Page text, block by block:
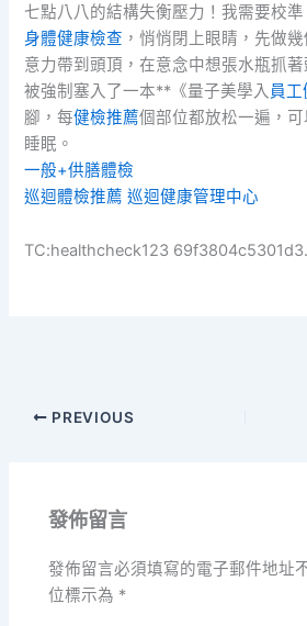
七點八八的結構失衡壓力！我需要校
身體健康檢查 ，悄悄閉上眼睛，先做
意力帶到頭頂，在意念中想張水瓶抓
被強制塞入了一本**《量子美學入 員工
腳，每健檢推薦個部位都放松一遍，
睡眠。
一般+供膳體檢
巡迴體檢推薦 巡迴健康管理中心
TC:healthcheck123
PREVIOUS
發佈留言
發佈留言必須填寫的電子郵件地址
位標示為 *